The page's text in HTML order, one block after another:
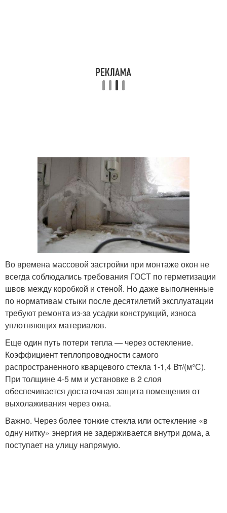
Во времена массовой застройки при монтаже окон не
всегда соблюдались требования ГОСТ по герметизации
швов между коробкой и стеной. Но даже выполненные
по нормативам стыки после десятилетий эксплуатации
требуют ремонта из-за усадки конструкций, износа
уплотняющих материалов.
Еще один путь потери тепла — через остекление.
Коэффициент теплопроводности самого
распространенного кварцевого стекла 1-1,4 Вт/(м°С).
При толщине 4-5 мм и установке в 2 слоя
обеспечивается достаточная защита помещения от
выхолаживания через окна.
Важно. Через более тонкие стекла или остекление «в
одну нитку» энергия не задерживается внутри дома, а
поступает на улицу напрямую.